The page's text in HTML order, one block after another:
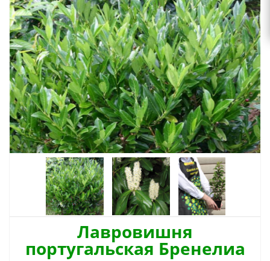
Лавровишня
португальская Бренелиа